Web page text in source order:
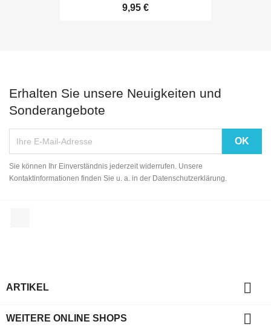
9,95 €
Erhalten Sie unsere Neuigkeiten und
Sonderangebote
Sie können Ihr Einverständnis jederzeit widerrufen. Unsere
Kontaktinformationen finden Sie u. a. in der Datenschutzerklärung.
ARTIKEL 
WEITERE ONLINE SHOPS 